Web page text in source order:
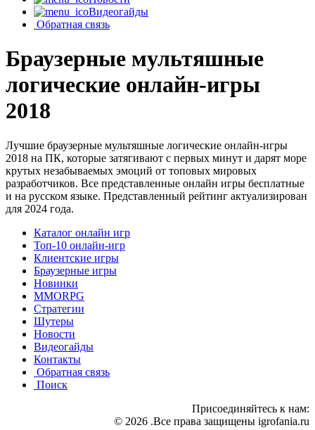
Видеогайды
Обратная связь
Браузерные мультяшные
логические онлайн-игры
2018
Лучшие браузерные мультяшные логические онлайн-игры
2018 на ПК, которые затягивают с первых минут и дарят море
крутых незабываемых эмоций от топовых мировых
разработчиков. Все представленные онлайн игры бесплатные
и на русском языке. Представленный рейтинг актуализирован
для 2024 года.
Каталог онлайн игр
Топ-10 онлайн-игр
Клиентские игры
Браузерные игры
Новинки
MMORPG
Стратегии
Шутеры
Новости
Видеогайды
Контакты
Обратная связь
Поиск
Присоединяйтесь к нам:
© 2026 .Все права защищены igrofania.ru